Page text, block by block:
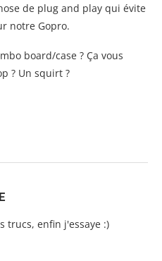
de plug and play qui évite
notre Gopro.
board/case ? Ça vous
? Un squirt ?
trucs, enfin j'essaye :)